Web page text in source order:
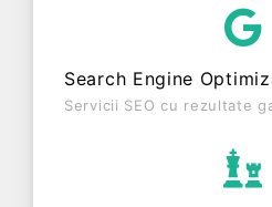
are status: FUNCTIUNE. Societatea nu este
Search Engine
Servicii SEO cu rezultate